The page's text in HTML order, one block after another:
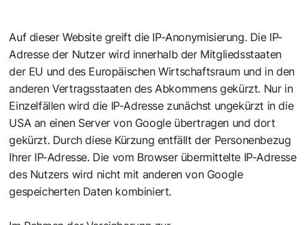
Auf dieser Website greift die IP-Anonymisierung. Die IP-
Adresse der Nutzer wird innerhalb der Mitgliedsstaaten
der EU und des Europäischen Wirtschaftsraum und in den
anderen Vertragsstaaten des Abkommens gekürzt. Nur in
Einzelfällen wird die IP-Adresse zunächst ungekürzt in die
USA an einen Server von Google übertragen und dort
gekürzt. Durch diese Kürzung entfällt der Personenbezug
Ihrer IP-Adresse. Die vom Browser übermittelte IP-Adresse
des Nutzers wird nicht mit anderen von Google
gespeicherten Daten kombiniert.